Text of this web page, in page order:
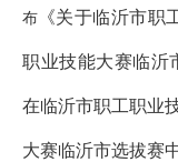
布 《关于临沂市职
职业技能大赛临沂
在临沂市职工职业
大赛临沂市选拔赛